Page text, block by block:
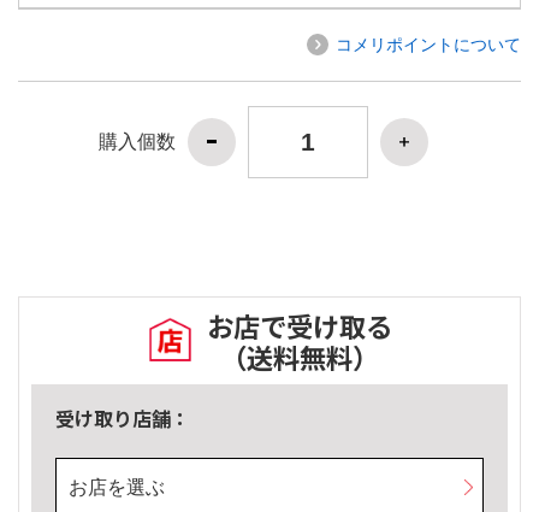
コメリポイントについて
購入個数
お店で受け取る
（送料無料）
受け取り店舗：
お店を選ぶ